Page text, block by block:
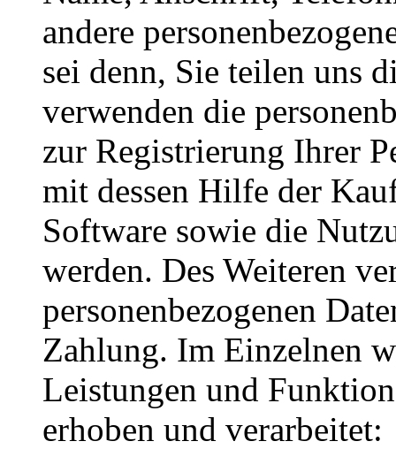
andere
sei denn, Sie teilen uns
verwenden die
zur Registrierung Ihrer
mit dessen Hilfe der
Software sowie die
werden. Des Weiteren
personenbezogenen
Zahlung. Im Einzelnen
Leistungen und
erhoben und verarbeitet: